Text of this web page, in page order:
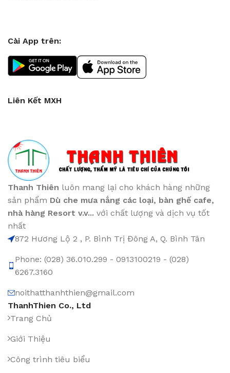
Cài App trên:
Liên Kết MXH
Thanh Thiên luôn mang lại cho khách hàng những
sản phẩm Dù che mưa nắng các loại, bàn ghế cafe,
nhà hàng Resort v.v... với chất lượng và dịch vụ tốt
nhất
872 Hương Lộ 2 , P. Bình Trị Đông A, Q. Bình Tân
Phone: (028) 36.010.299 - 0913100219 - (028)
6267.3160
noithatthanhthien@gmail.com
ThanhThien Co., Ltd
Trang Chủ
Giới Thiệu
Công trình tiêu biểu